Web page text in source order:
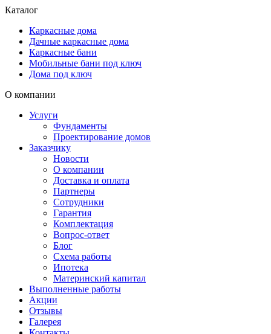
Каталог
Каркасные дома
Дачные каркасные дома
Каркасные бани
Мобильные бани под ключ
Дома под ключ
О компании
Услуги
Фундаменты
Проектирование домов
Заказчику
Новости
О компании
Доставка и оплата
Партнеры
Сотрудники
Гарантия
Комплектация
Вопрос-ответ
Блог
Схема работы
Ипотека
Материнский капитал
Выполненные работы
Акции
Отзывы
Галерея